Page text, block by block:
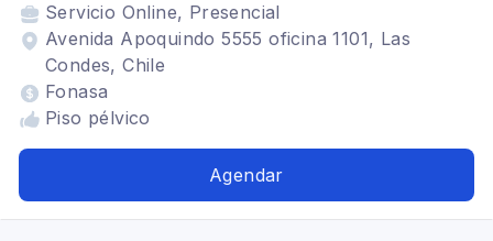
Servicio Online, Presencial
Avenida Apoquindo 5555 oficina 1101, Las
Condes, Chile
Fonasa
Piso pélvico
Agendar